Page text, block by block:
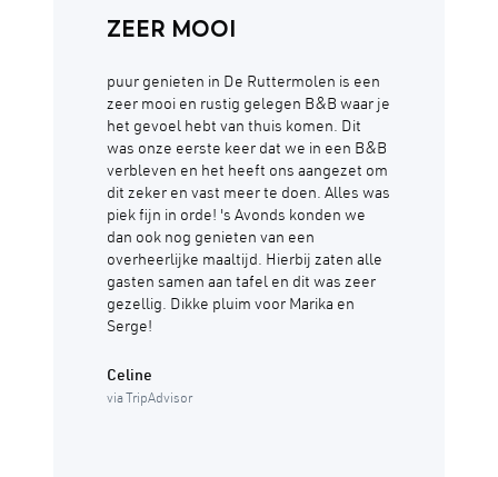
ZEER MOOI
puur genieten in De Ruttermolen is een
zeer mooi en rustig gelegen B&B waar je
het gevoel hebt van thuis komen. Dit
was onze eerste keer dat we in een B&B
verbleven en het heeft ons aangezet om
dit zeker en vast meer te doen. Alles was
piek fijn in orde! 's Avonds konden we
dan ook nog genieten van een
overheerlijke maaltijd. Hierbij zaten alle
gasten samen aan tafel en dit was zeer
gezellig. Dikke pluim voor Marika en
Serge!
Celine
via TripAdvisor